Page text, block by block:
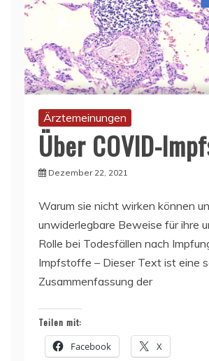
Ärztemeinungen
Über COVID-
Dezember 22, 2021
Warum sie nicht wirken können
unwiderlegbare Beweise für ihre
Rolle bei Todesfällen nach
Impfstoffe – Dieser Text ist eine
Zusammenfassung der
Teilen mit:
Facebook X